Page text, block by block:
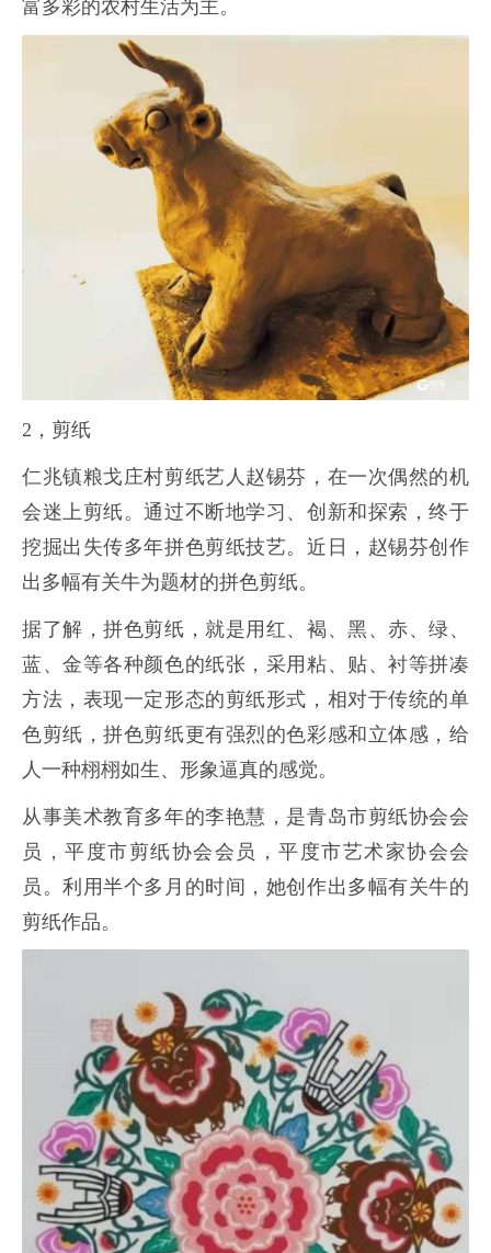
富多彩的农村生活为主。
2，剪纸
仁兆镇粮戈庄村剪纸艺人赵锡芬，在一次偶然的机
会迷上剪纸。通过不断地学习、创新和探索，终于
挖掘出失传多年拼色剪纸技艺。近日，赵锡芬创作
出多幅有关牛为题材的拼色剪纸。
据了解，拼色剪纸，就是用红、褐、黑、赤、绿、
蓝、金等各种颜色的纸张，采用粘、贴、衬等拼凑
方法，表现一定形态的剪纸形式，相对于传统的单
色剪纸，拼色剪纸更有强烈的色彩感和立体感，给
人一种栩栩如生、形象逼真的感觉。
从事美术教育多年的李艳慧，是青岛市剪纸协会会
员，平度市剪纸协会会员，平度市艺术家协会会
员。利用半个多月的时间，她创作出多幅有关牛的
剪纸作品。